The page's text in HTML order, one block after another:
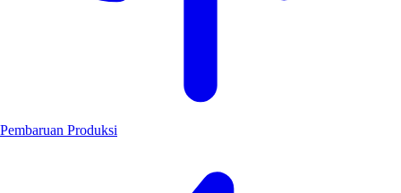
Pembaruan Produksi